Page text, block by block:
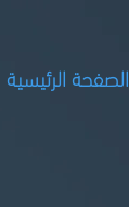
الصفحة الرئيسية